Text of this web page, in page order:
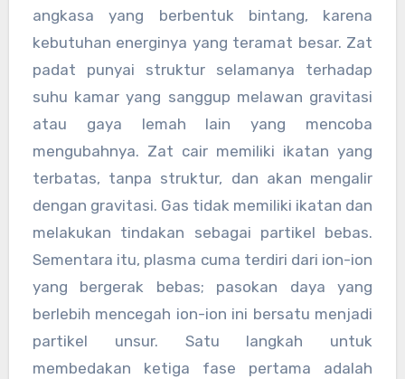
angkasa yang berbentuk bintang, karena
kebutuhan energinya yang teramat besar. Zat
padat punyai struktur selamanya terhadap
suhu kamar yang sanggup melawan gravitasi
atau gaya lemah lain yang mencoba
mengubahnya. Zat cair memiliki ikatan yang
terbatas, tanpa struktur, dan akan mengalir
dengan gravitasi. Gas tidak memiliki ikatan dan
melakukan tindakan sebagai partikel bebas.
Sementara itu, plasma cuma terdiri dari ion-ion
yang bergerak bebas; pasokan daya yang
berlebih mencegah ion-ion ini bersatu menjadi
partikel unsur. Satu langkah untuk
membedakan ketiga fase pertama adalah